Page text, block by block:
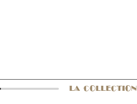
LA COLLECTION